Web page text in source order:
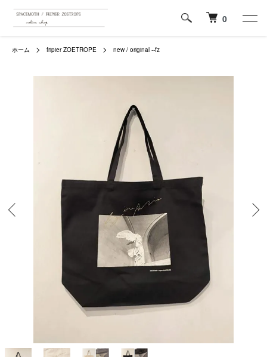
0
ホーム fripier ZOETROPE new / original --fz